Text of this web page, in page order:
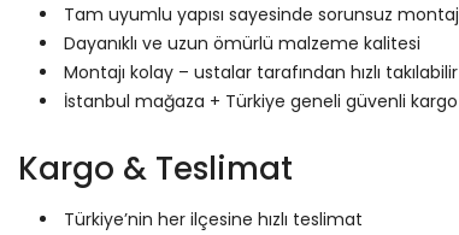
Tam uyumlu yapısı sayesinde sorunsuz montaj
Dayanıklı ve uzun ömürlü malzeme kalitesi
Montajı kolay – ustalar tarafından hızlı takılabilir
İstanbul mağaza + Türkiye geneli güvenli kargo
Kargo & Teslimat
Türkiye’nin her ilçesine hızlı teslimat